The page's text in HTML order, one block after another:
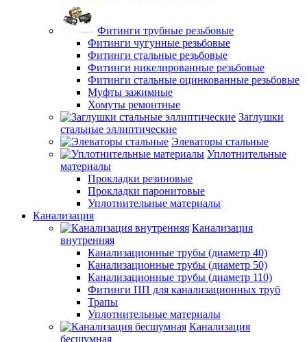
Фитинги трубные резьбовые
Фитинги чугунные резьбовые
Фитинги стальные резьбовые
Фитинги никелированные резьбовые
Фитинги стальные оцинкованные резьбовые
Муфты зажимные
Хомуты ремонтные
Заглушки
стальные эллиптические
Элеваторы стальные
Уплотнительные
материалы
Прокладки резиновые
Прокладки паронитовые
Уплотнительные материалы
Канализация
Канализация
внутренняя
Канализационные трубы (диаметр 40)
Канализационные трубы (диаметр 50)
Канализационные трубы (диаметр 110)
Фитинги ПП для канализационных труб
Трапы
Уплотнительные материалы
Канализация
бесшумная